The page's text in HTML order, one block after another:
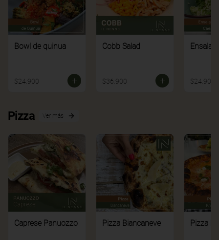
Bowl de quinua
$24.900
Cobb Salad
$36.900 $24.900
Pizza Ver más
Caprese Panuozzo Pizza Biancaneve Pizza